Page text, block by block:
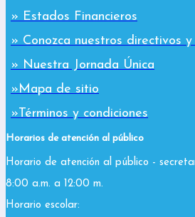
» Estados Financieros
» Conozca nuestros directivos
» Nuestra Jornada Única
»Mapa de sitio
»Términos y condiciones
Horarios de atención al público
Horario de atención al público -
8:00 a.m. a 12:00 m.
Horario escolar: